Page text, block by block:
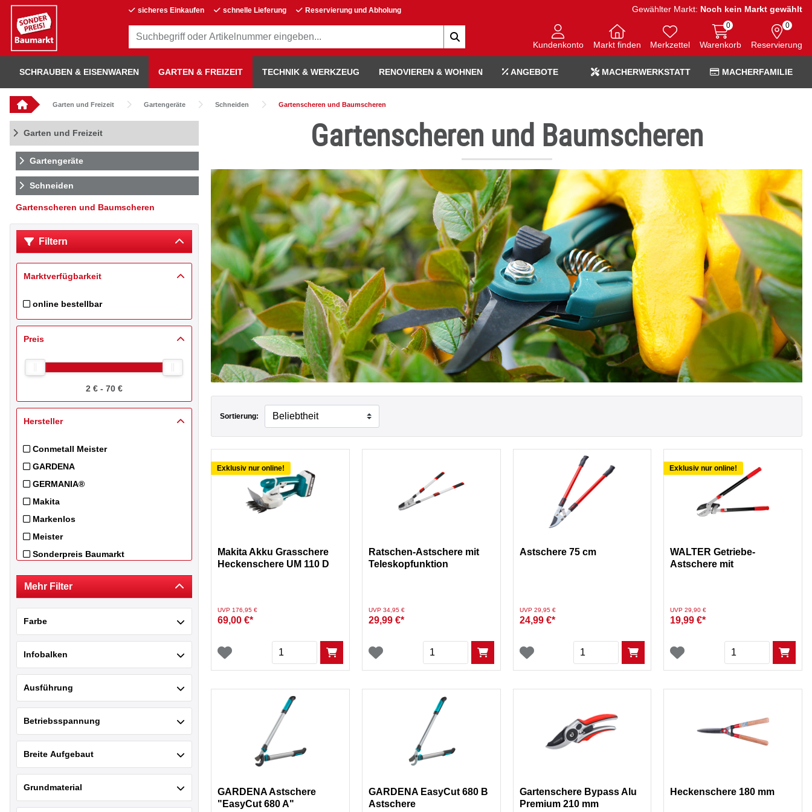
sicheres Einkaufen schnelle Lieferung Reservierung und Abholung Gewählter Markt: Noch kein Markt gewählt
Kundenkonto Markt finden Merkzettel Warenkorb
0
Reservierung
0
SCHRAUBEN & EISENWAREN GARTEN & FREIZEIT TECHNIK & WERKZEUG RENOVIEREN & WOHNEN ANGEBOTE MACHERWERKSTATT MACHERFAMILIE
Garten und Freizeit Gartengeräte Schneiden Gartenscheren und Baumscheren
Garten und Freizeit
Gartengeräte
Schneiden
Gartenscheren und Baumscheren
Filtern
Marktverfügbarkeit
online bestellbar
Filtern nach store_099500: online bestellbar
Preis
2 € - 70 €
Hersteller
Conmetall Meister
Filtern nach Hersteller: Conmetall Meister
GARDENA
Filtern nach Hersteller: GARDENA
GERMANIA®
Filtern nach Hersteller: GERMANIA®
Makita
Filtern nach Hersteller: Makita
Markenlos
Filtern nach Hersteller: Markenlos
Meister
Filtern nach Hersteller: Meister
Sonderpreis Baumarkt
Filtern nach Hersteller: WALTER
Mehr Filter
Farbe
Infobalken
Ausführung
Betriebsspannung
Breite Aufgebaut
Grundmaterial
Gartenscheren und Baumscheren
Sortierung:
Exklusiv nur online!
Makita Akku Grasschere
Heckenschere UM 110 D
Preis reduziert von
UVP 176,95 €auf
69,00 €*
Menge
Ratschen-Astschere mit
Teleskopfunktion
Preis reduziert von
UVP 34,95 €auf
29,99 €*
Menge
Astschere 75 cm
Preis reduziert von
UVP 29,95 €auf
24,99 €*
Menge
Exklusiv nur online!
WALTER Getriebe-
Astschere mit
Preis reduziert von
UVP 29,90 €auf
19,99 €*
Menge
GARDENA Astschere
"EasyCut 680 A"
GARDENA EasyCut 680 B
Astschere
Gartenschere Bypass Alu
Premium 210 mm
Heckenschere 180 mm